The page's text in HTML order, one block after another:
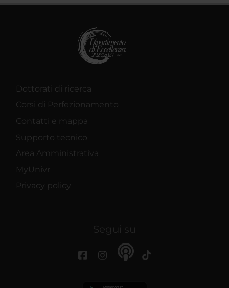
Dottorati di ricerca
Corsi di Perfezionamento
Contatti e mappa
Supporto tecnico
Area Amministrativa
MyUnivr
Privacy policy
Segui su